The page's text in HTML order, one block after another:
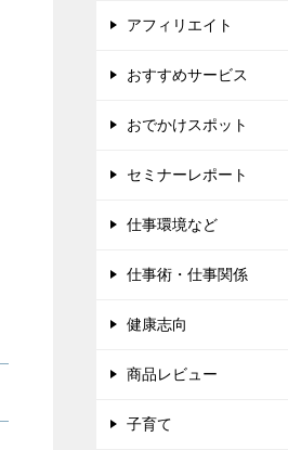
アフィリエイト
おすすめサービス
おでかけスポット
セミナーレポート
仕事環境など
仕事術・仕事関係
健康志向
商品レビュー
子育て